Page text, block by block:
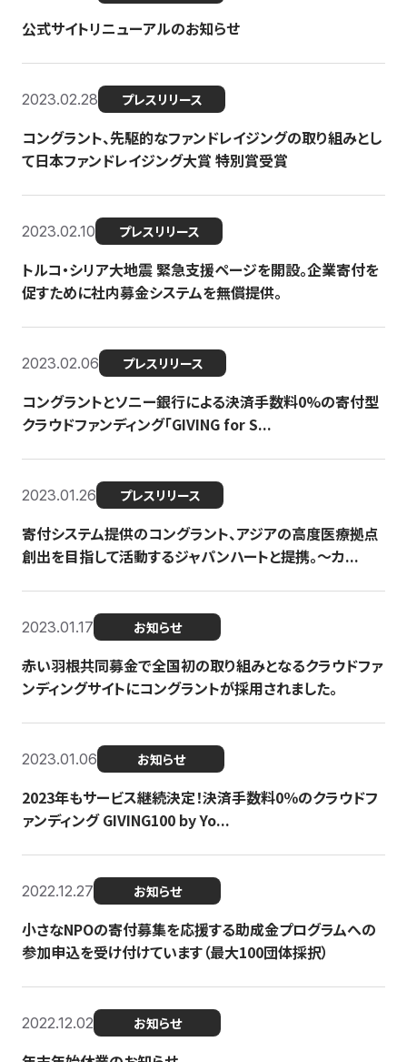
公式サイトリニューアルのお知らせ
2023.02.28 プレスリリース
コングラント、先駆的なファンドレイジングの取り組みとし
て日本ファンドレイジング大賞 特別賞受賞
2023.02.10 プレスリリース
トルコ・シリア大地震 緊急支援ページを開設。企業寄付を
促すために社内募金システムを無償提供。
2023.02.06 プレスリリース
コングラントとソニー銀行による決済手数料0%の寄付型
クラウドファンディング「GIVING for S...
2023.01.26 プレスリリース
寄付システム提供のコングラント、アジアの高度医療拠点
創出を目指して活動するジャパンハートと提携。〜カ...
2023.01.17 お知らせ
赤い羽根共同募金で全国初の取り組みとなるクラウドファ
ンディングサイトにコングラントが採用されました。
2023.01.06 お知らせ
2023年もサービス継続決定！決済手数料0％のクラウドフ
ァンディング GIVING100 by Yo...
2022.12.27 お知らせ
小さなNPOの寄付募集を応援する助成金プログラムへの
参加申込を受け付けています（最大100団体採択）
2022.12.02 お知らせ